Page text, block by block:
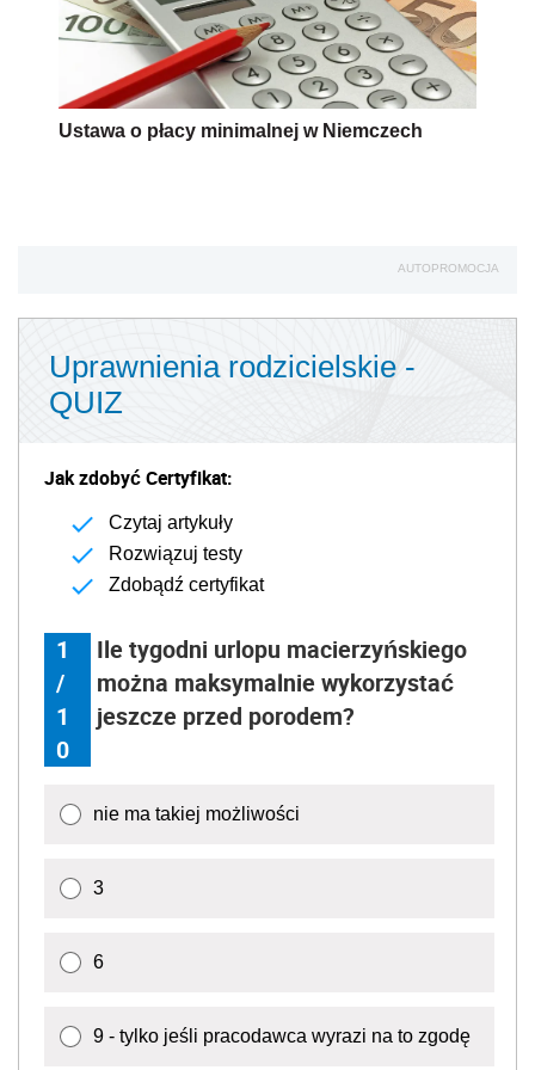
Ustawa o płacy minimalnej w Niemczech
AUTOPROMOCJA
Uprawnienia rodzicielskie -
QUIZ
Jak zdobyć Certyfikat:
Czytaj artykuły
Rozwiązuj testy
Zdobądź certyfikat
1
/
1
0
Ile tygodni urlopu macierzyńskiego
można maksymalnie wykorzystać
jeszcze przed porodem?
nie ma takiej możliwości
3
6
9 - tylko jeśli pracodawca wyrazi na to zgodę